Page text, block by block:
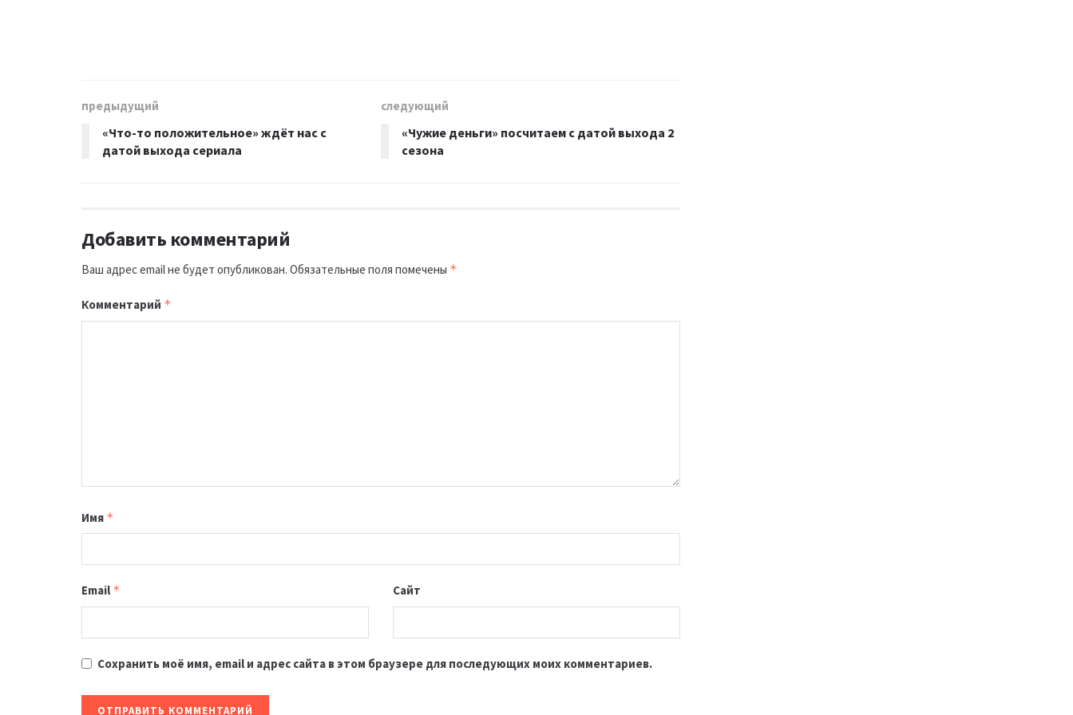
предыдущий
«Что-то положительное» ждёт нас с
датой выхода сериала
следующий
«Чужие деньги» посчитаем с датой выхода 2
сезона
Добавить комментарий
Ваш адрес email не будет опубликован. Обязательные поля помечены *
Комментарий *
Имя *
Email * Сайт
Сохранить моё имя, email и адрес сайта в этом браузере для последующих моих комментариев.